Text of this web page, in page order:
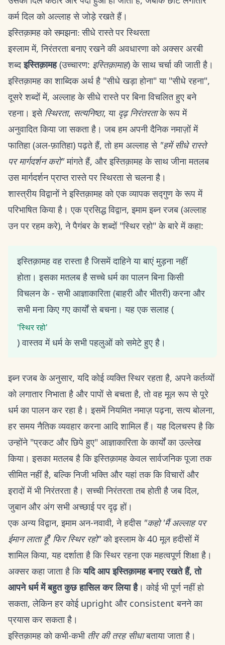
कर्म दिल को अल्लाह से जोड़े रखते हैं।
इस्तिक़ामह को समझना: सीधे रास्ते पर स्थिरता
इस्लाम में, निरंतरता बनाए रखने की अवधारणा को अक्सर अरबी
शब्दइस्तिक़ामह(उच्चारण: इस्तिक़ामाह) के साथ चर्चा की जाती है।
इस्तिक़ामह का शाब्दिक अर्थ है "सीधे खड़ा होना" या "सीधे रहना",
दूसरे शब्दों में, अल्लाह के सीधे रास्ते पर बिना विचलित हुए बने
रहना। इसे स्थिरता, सत्यनिष्ठा, या दृढ़ निरंतरताके रूप में
अनुवादित किया जा सकता है। जब हम अपनी दैनिक नमाज़ों में
फातिहा (अल-फ़ातिहा) पढ़ते हैं, तो हम अल्लाह से "हमें सीधे रास्ते
पर मार्गदर्शन करो"मांगते हैं, और इस्तिक़ामह के साथ जीना मतलब
उस मार्गदर्शन प्राप्त रास्ते पर स्थिरता से चलना है।
शास्त्रीय विद्वानों ने इस्तिक़ामह को एक व्यापक सद्गुण के रूप में
परिभाषित किया है। एक प्रसिद्ध विद्वान, इमाम इब्न रजब (अल्लाह
उन पर रहम करे), ने पैगंबर के शब्दों "स्थिर रहो" के बारे में कहा:
इस्तिक़ामह वह रास्ता है जिसमें दाहिने या बाएं मुड़ना नहीं
होता। इसका मतलब है सच्चे धर्म का पालन बिना किसी
विचलन के - सभी आज्ञाकारिता (बाहरी और भीतरी) करना और
सभी मना किए गए कार्यों से बचना। यह एक सलाह (
'स्थिर रहो'
) वास्तव में धर्म के सभी पहलुओं को समेटे हुए है।
इब्न रजब के अनुसार, यदि कोई व्यक्ति स्थिर रहता है, अपने कर्तव्यों
को लगातार निभाता है और पापों से बचता है, तो वह मूल रूप से पूरे
धर्म का पालन कर रहा है। इसमें नियमित नमाज़ पढ़ना, सत्य बोलना,
हर समय नैतिक व्यवहार करना आदि शामिल हैं। यह दिलचस्प है कि
उन्होंने "प्रकट और छिपे हुए" आज्ञाकारिता के कार्यों का उल्लेख
किया। इसका मतलब है कि इस्तिक़ामह केवल सार्वजनिक पूजा तक
सीमित नहीं है, बल्कि निजी भक्ति और यहां तक कि विचारों और
इरादों में भी निरंतरता है। सच्ची निरंतरता तब होती है जब दिल,
जुबान और अंग सभी अच्छाई पर दृढ़ हों।
एक अन्य विद्वान, इमाम अन-नवावी, ने हदीस "कहो 'मैं अल्लाह पर
ईमान लाता हूँ' फिर स्थिर रहो"को इस्लाम के 40 मूल हदीसों में
शामिल किया, यह दर्शाता है कि स्थिर रहना एक महत्वपूर्ण शिक्षा है।
अक्सर कहा जाता है कियदि आप इस्तिक़ामह बनाए रखते हैं, तो
आपने धर्म में बहुत कुछ हासिल कर लिया है। कोई भी पूर्ण नहीं हो
सकता, लेकिन हर कोई upright और consistent बनने का
प्रयास कर सकता है।
इस्तिक़ामह को कभी-कभी तीर की तरह सीधाबताया जाता है।